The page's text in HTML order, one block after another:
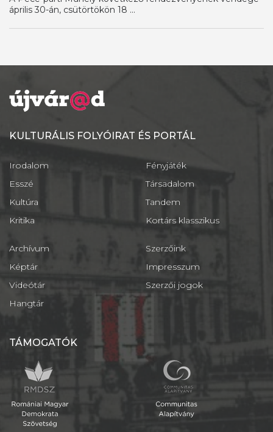
április 30-án, csütörtökön 18 ...
KULTURÁLIS FOLYÓIRAT ÉS PORTÁL
Irodalom
Esszé
Kultúra
Kritika
Fényjáték
Társadalom
Tandem
Kortárs klasszikus
Archívum
Képtár
Videótár
Hangtár
Szerzőink
Impresszum
Szerzői jogok
TÁMOGATÓK